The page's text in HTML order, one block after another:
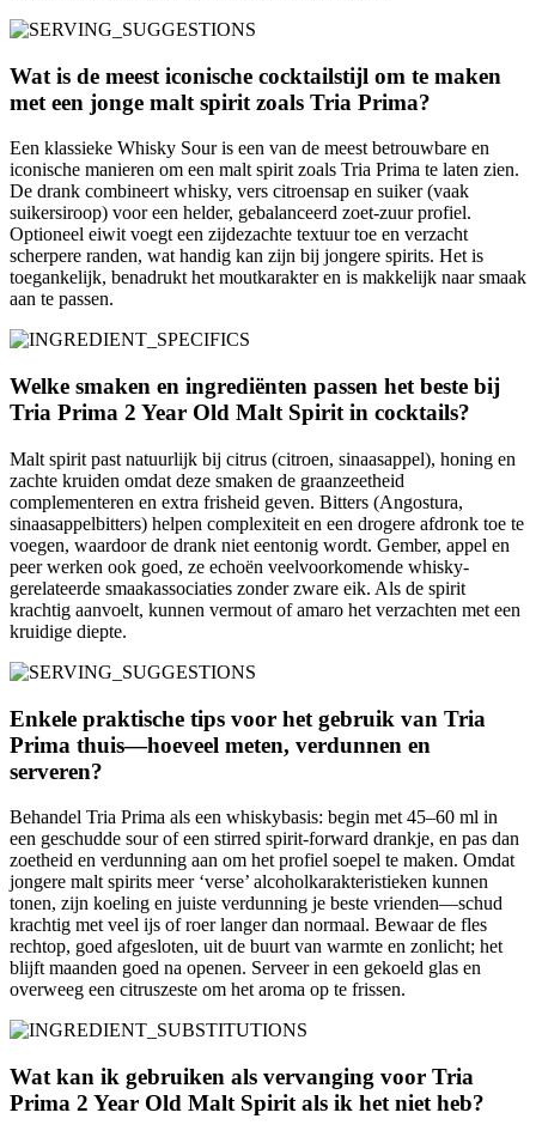
Wat is de meest iconische cocktailstijl om te maken
met een jonge malt spirit zoals Tria Prima?
Een klassieke Whisky Sour is een van de meest betrouwbare en
iconische manieren om een malt spirit zoals Tria Prima te laten zien.
De drank combineert whisky, vers citroensap en suiker (vaak
suikersiroop) voor een helder, gebalanceerd zoet-zuur profiel.
Optioneel eiwit voegt een zijdezachte textuur toe en verzacht
scherpere randen, wat handig kan zijn bij jongere spirits. Het is
toegankelijk, benadrukt het moutkarakter en is makkelijk naar smaak
aan te passen.
Welke smaken en ingrediënten passen het beste bij
Tria Prima 2 Year Old Malt Spirit in cocktails?
Malt spirit past natuurlijk bij citrus (citroen, sinaasappel), honing en
zachte kruiden omdat deze smaken de graanzeetheid
complementeren en extra frisheid geven. Bitters (Angostura,
sinaasappelbitters) helpen complexiteit en een drogere afdronk toe te
voegen, waardoor de drank niet eentonig wordt. Gember, appel en
peer werken ook goed, ze echoën veelvoorkomende whisky-
gerelateerde smaakassociaties zonder zware eik. Als de spirit
krachtig aanvoelt, kunnen vermout of amaro het verzachten met een
kruidige diepte.
Enkele praktische tips voor het gebruik van Tria
Prima thuis—hoeveel meten, verdunnen en
serveren?
Behandel Tria Prima als een whiskybasis: begin met 45–60 ml in
een geschudde sour of een stirred spirit-forward drankje, en pas dan
zoetheid en verdunning aan om het profiel soepel te maken. Omdat
jongere malt spirits meer ‘verse’ alcoholkarakteristieken kunnen
tonen, zijn koeling en juiste verdunning je beste vrienden—schud
krachtig met veel ijs of roer langer dan normaal. Bewaar de fles
rechtop, goed afgesloten, uit de buurt van warmte en zonlicht; het
blijft maanden goed na openen. Serveer in een gekoeld glas en
overweeg een citruszeste om het aroma op te frissen.
Wat kan ik gebruiken als vervanging voor Tria
Prima 2 Year Old Malt Spirit als ik het niet heb?